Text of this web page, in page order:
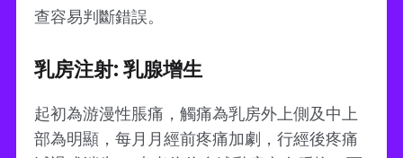
查容易判斷錯誤。
乳房注射: 乳腺增生
起初為游漫性脹痛，觸痛為乳房外上側及中上
部為明顯，每月月經前疼痛加劇，行經後疼痛